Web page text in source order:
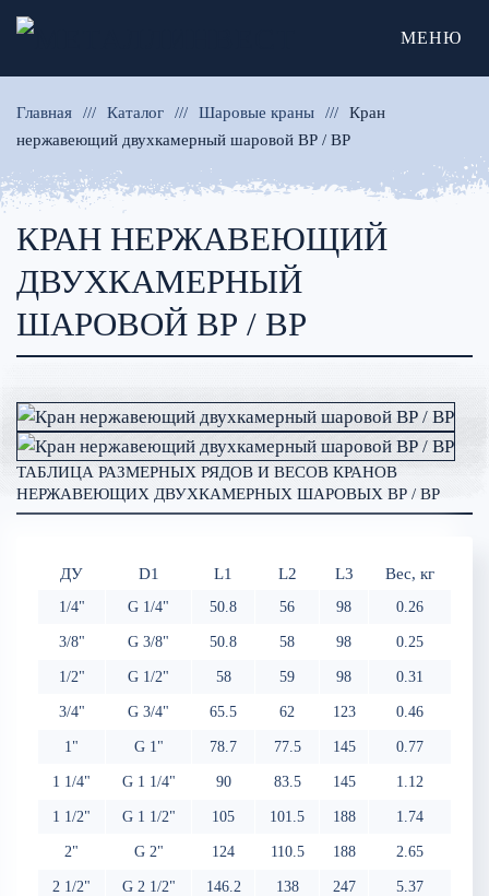
МЕНЮ
Главная Каталог Шаровые краны
Кран
нержавеющий двухкамерный шаровой ВР / ВР
КРАН НЕРЖАВЕЮЩИЙ
ДВУХКАМЕРНЫЙ
ШАРОВОЙ ВР / ВР
ТАБЛИЦА РАЗМЕРНЫХ РЯДОВ И ВЕСОВ КРАНОВ
НЕРЖАВЕЮЩИХ ДВУХКАМЕРНЫХ ШАРОВЫХ ВР / ВР
ДУ D1 L1 L2 L3 Вес, кг
1/4" G 1/4" 50.8 56 98 0.26
3/8" G 3/8" 50.8 58 98 0.25
1/2" G 1/2" 58 59 98 0.31
3/4" G 3/4" 65.5 62 123 0.46
1" G 1" 78.7 77.5 145 0.77
1 1/4" G 1 1/4" 90 83.5 145 1.12
1 1/2" G 1 1/2" 105 101.5 188 1.74
2" G 2" 124 110.5 188 2.65
2 1/2" G 2 1/2" 146.2 138 247 5.37